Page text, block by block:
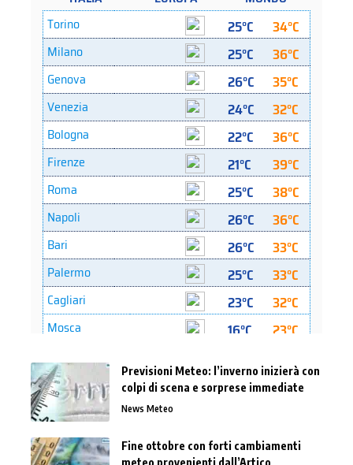
Previsioni Meteo: l’inverno inizierà con
colpi di scena e sorprese immediate
News Meteo
Fine ottobre con forti cambiamenti
meteo provenienti dall’Artico